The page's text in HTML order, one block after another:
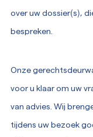
over uw dossier(s),
bespreken.
Onze
voor u klaar om uw
van advies. Wij
tijdens uw bezoek